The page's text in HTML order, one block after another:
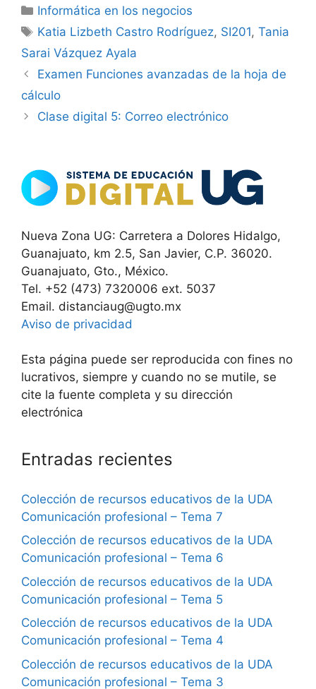
Categorías
Informática en los negocios
Etiquetas
Katia Lizbeth Castro Rodríguez, SI201,Tania
Sarai Vázquez Ayala
Examen Funciones avanzadas de la hoja de
cálculo
Clase digital 5: Correo electrónico
Nueva Zona UG: Carretera a Dolores Hidalgo,
Guanajuato, km 2.5, San Javier, C.P. 36020.
Guanajuato, Gto., México.
Tel. +52 (473) 7320006 ext. 5037
Email. distanciaug@ugto.mx
Aviso de privacidad
Esta página puede ser reproducida con fines no
lucrativos, siempre y cuando no se mutile, se
cite la fuente completa y su dirección
electrónica
Entradas recientes
Colección de recursos educativos de la UDA
Comunicación profesional – Tema 7
Colección de recursos educativos de la UDA
Comunicación profesional – Tema 6
Colección de recursos educativos de la UDA
Comunicación profesional – Tema 5
Colección de recursos educativos de la UDA
Comunicación profesional – Tema 4
Colección de recursos educativos de la UDA
Comunicación profesional – Tema 3